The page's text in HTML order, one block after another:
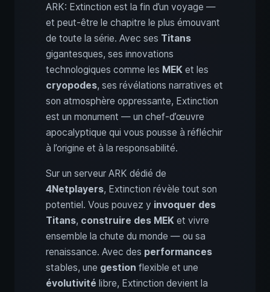
ARK: Extinction est la fin d’un voyage —
et peut‑être le chapitre le plus émouvant
de toute la série. Avec ses Titans
gigantesques, ses innovations
technologiques comme les MEK et les
cryopodes, ses révélations narratives et
son atmosphère oppressante, Extinction
est un monument — un chef‑d’œuvre
apocalyptique qui vous pousse à réfléchir
à l’origine et à la responsabilité.
Sur un serveur ARK dédié de
4Netplayers, Extinction révèle tout son
potentiel. Vous pouvez y invoquer des
Titans, construire des MEK et vivre
ensemble la chute du monde — ou sa
renaissance. Avec des performances
stables, une gestion flexible et une
évolutivité libre, Extinction devient la